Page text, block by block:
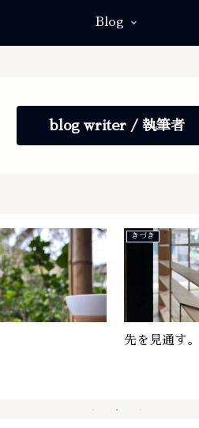
Blog
blog writer / 執筆者
きづき
先を見通す。